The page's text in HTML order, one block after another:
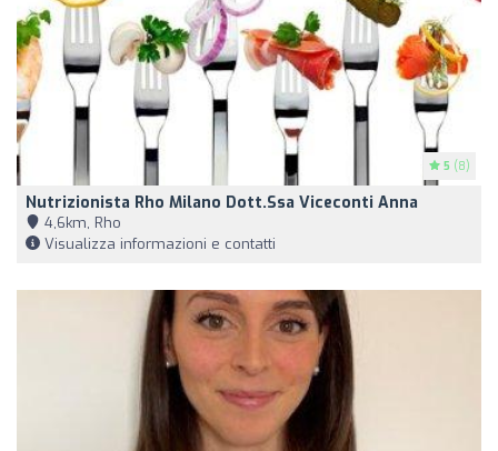
5 (8)
Nutrizionista Rho Milano Dott.ssa Viceconti Anna
4,6km, Rho
Visualizza informazioni e contatti